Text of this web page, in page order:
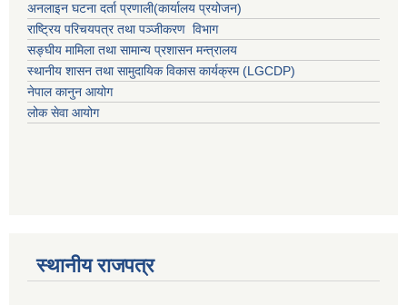
अनलाइन घटना दर्ता प्रणाली(कार्यालय प्रयोजन)
राष्ट्रिय परिचयपत्र तथा पञ्जीकरण विभाग
सङ्घीय मामिला तथा सामान्य प्रशासन मन्त्रालय
स्थानीय शासन तथा सामुदायिक विकास कार्यक्रम (LGCDP)
नेपाल कानुन आयोग
लोक सेवा आयोग
स्थानीय राजपत्र